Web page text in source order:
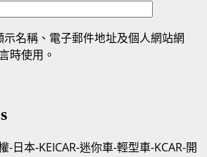
示名稱、電子郵件地址及個人網站網
時使用。